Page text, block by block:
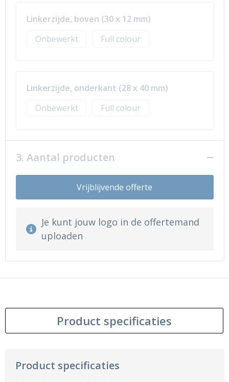
Linkerzijde, boven (30 x 12 mm)
Onbewerkt
Full colour
Linkerzijde, onderkant (28 x 40 mm)
Onbewerkt
Full colour
3. Aantal producten
Vrijblijvende offerte
Je kunt jouw logo in de offertemand
uploaden
Product specificaties
Product specificaties